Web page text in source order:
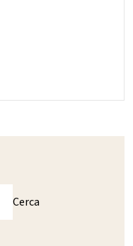
Cerca